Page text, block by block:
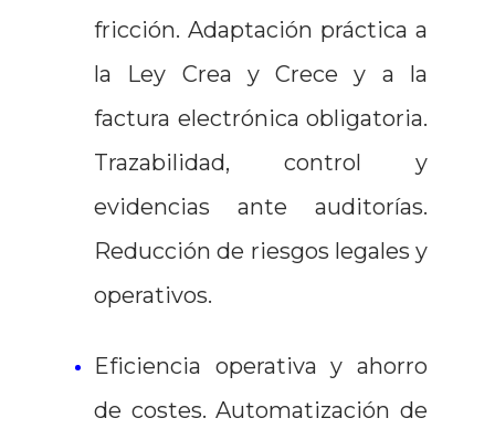
fricción. Adaptación práctica a
la Ley Crea y Crece y a la
factura electrónica obligatoria.
Trazabilidad, control y
evidencias ante auditorías.
Reducción de riesgos legales y
operativos.
Eficiencia operativa y ahorro
de costes. Automatización de